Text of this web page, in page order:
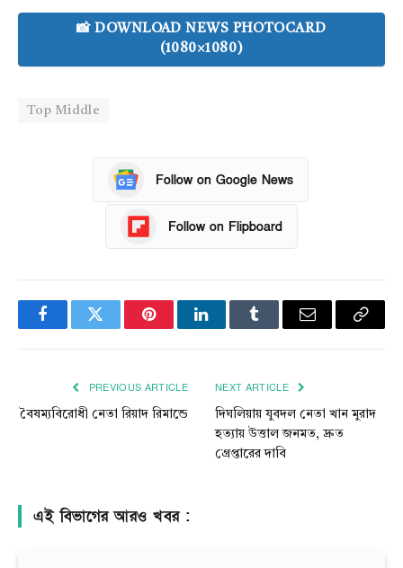
📸 DOWNLOAD NEWS PHOTOCARD
(1080×1080)
Top Middle
Follow on Google News
Follow on Flipboard
FacebookTwitter PinterestLinkedInTumblr Email
Copy
PREVIOUS ARTICLE
বৈষম্যবিরোধী নেতা রিয়াদ রিমান্ডে
NEXT ARTICLE
দিঘলিয়ায় যুবদল নেতা খান মুরাদ
হত্যায় উত্তাল জনমত, দ্রুত
গ্রেপ্তারের দাবি
এই বিভাগের আরও খবর :